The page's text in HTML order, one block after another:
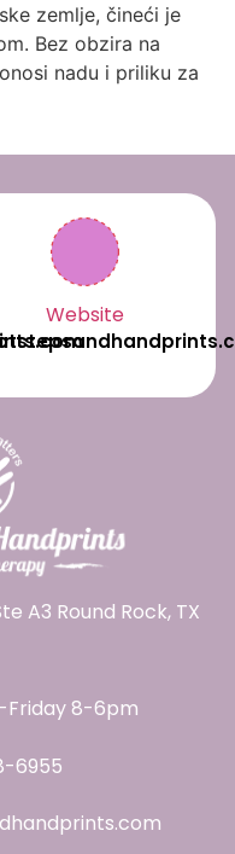
zemlje, čineći je
Bez obzira na
nadu i priliku za
Website
A3 Round Rock, TX
Friday 8-6pm
6955